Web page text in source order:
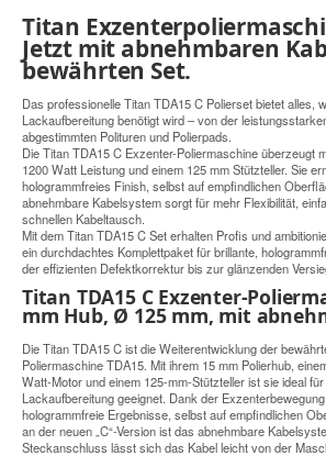
Titan
Jetzt mit abnehmbaren
bewährten Set.
Das professionelle Titan TDA15 C Polierset bietet alles,
Lackaufbereitung benötigt wird – von der
abgestimmten Polituren und Polierpads.
Die Titan TDA15 C Exzenter-Poliermaschine überzeugt
1200 Watt Leistung und einem 125 mm Stützteller. Sie
hologrammfreies Finish, selbst auf empfindlichen
abnehmbare Kabelsystem sorgt für mehr Flexibilität,
schnellen Kabeltausch.
Mit dem Titan TDA15 C Set erhalten Profis und
ein durchdachtes Komplettpaket für brillante,
der effizienten Defektkorrektur bis zur glänzenden
Titan TDA15 C Exzenter-
mm Hub, Ø 125 mm, mit
Die Titan TDA15 C ist die Weiterentwicklung der
Poliermaschine TDA15. Mit ihrem 15 mm Polierhub,
Watt-Motor und einem 125-mm-Stützteller ist sie ideal
Lackaufbereitung geeignet. Dank der
hologrammfreie Ergebnisse, selbst auf empfindlichen
an der neuen „C“-Version ist das abnehmbare
Steckanschluss lässt sich das Kabel leicht von der